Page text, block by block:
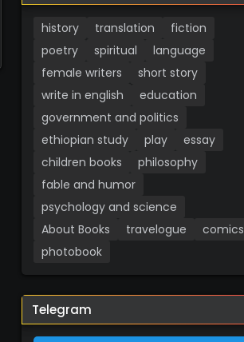
history translation
fiction
poetry
spiritual
language
female writers
short story
write in english
education
government and politics
ethiopian study
play
essay
children books
philosophy
fable and humor
psychology and science
About Books
travelogue
comics
photobook
Telegram